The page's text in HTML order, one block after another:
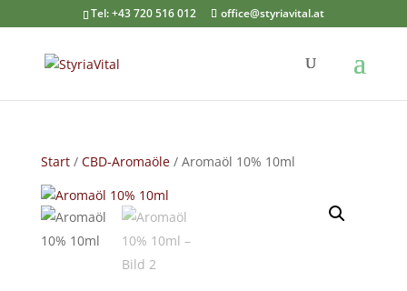
Tel: +43 720 516 012 office@styriavital.at
Start/ CBD-Aromaöle/ Aromaöl 10% 10ml